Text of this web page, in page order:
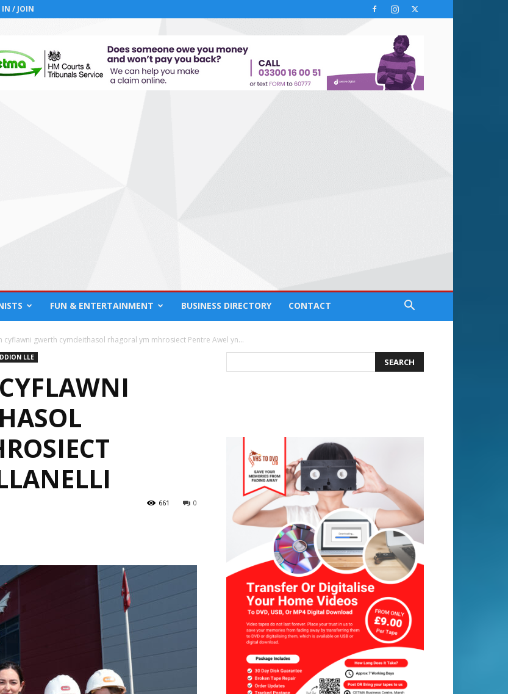
IN / JOIN
FUN & ENTERTAINMENT BUSINESS DIRECTORY CONTACT
cyflawni gwerth cymdeithasol rhagoral ym mhrosiect Pentre Awel yn...
LLE
0
661